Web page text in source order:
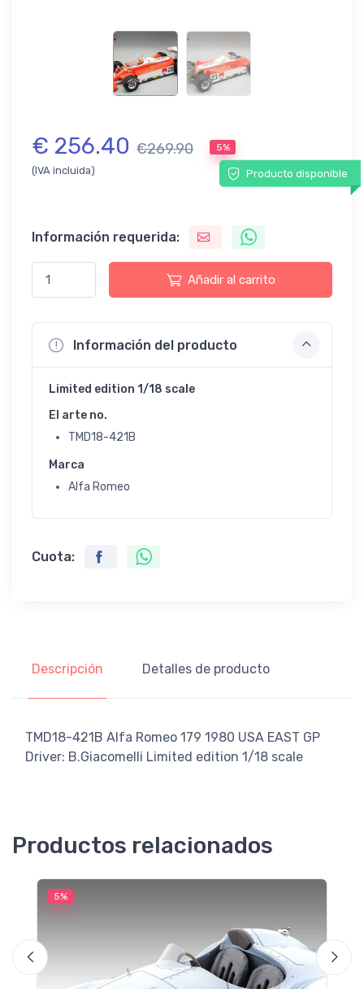
€ 256.40 €269.90 5%
(IVA incluida) Producto disponible
Información requerida:
Añadir al carrito
Información del producto
Limited edition 1/18 scale
El arte no.
TMD18-421B
Marca
Alfa Romeo
Cuota:
Descripción Detalles de producto
TMD18-421B Alfa Romeo 179 1980 USA EAST GP
Driver: B.Giacomelli Limited edition 1/18 scale
Productos relacionados
5%